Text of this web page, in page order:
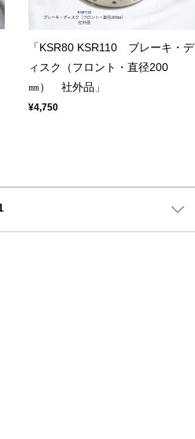
「KSR80 KSR110 ブレーキ・デ
ィスク（フロント・直径200
㎜） 社外品」
¥4,750